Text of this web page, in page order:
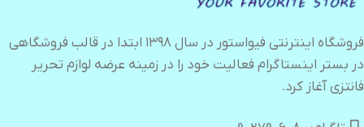
فروشگاه اینترنتی فیواستور در سال ۱۳۹۸ ابتدا در قالب فروشگاهی
در بستر اینستاگرام فعالیت خود را در زمینه عرضه لوازم تحریر
فانتزی آغاز کرد.